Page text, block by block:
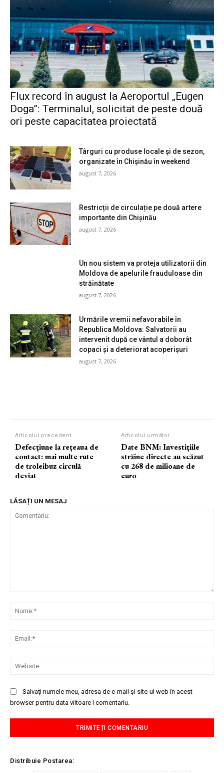
Flux record în august la Aeroportul „Eugen
Doga”: Terminalul, solicitat de peste două
ori peste capacitatea proiectată
Târguri cu produse locale și de sezon,
organizate în Chișinău în weekend
august 7, 2026
Restricții de circulație pe două artere
importante din Chișinău
august 7, 2026
Un nou sistem va proteja utilizatorii din
Moldova de apelurile frauduloase din
străinătate
august 7, 2026
Urmările vremii nefavorabile în
Republica Moldova: Salvatorii au
intervenit după ce vântul a doborât
copaci și a deteriorat acoperișuri
august 7, 2026
Articolul precedent
Defecțiune la rețeaua de
contact: mai multe rute
de troleibuz circulă
deviat
Articolul următor
Date BNM: Investițiile
străine directe au scăzut
cu 268 de milioane de
euro
LĂSAȚI UN MESAJ
Salvați numele meu, adresa de e-mail și site-ul web în acest
browser pentru data viitoare i comentariu.
Distribuie Postarea: